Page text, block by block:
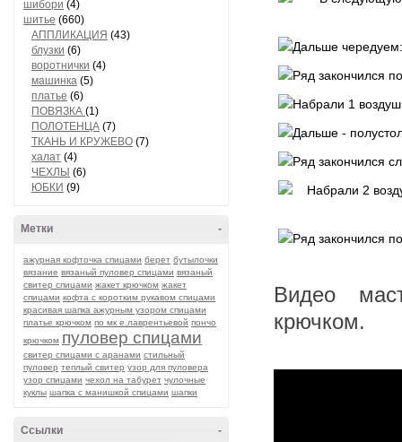
шибори (4)
шитье (660)
АППЛИКАЦИЯ (43)
блузки (6)
воротнички (4)
машинка (5)
платье (6)
ПОВЯЗКА (1)
ПОЛОТЕНЦА (7)
ТКАНЬ И КРУЖЕВО (7)
халат (4)
ЧЕХЛЫ (6)
ЮБКИ (9)
-
Метки
ажурная кофточка спицами берет бутылочки
вязание вязаный пуловер спицами вязаный
свитер спицами жакет крючком жакет
спицами кофта с коротким рукавом спицами
красивая шапка ажурным узором спицами
платье крючком по мк е.лаврентьевой пончо
крючком пуловер спицами
свитер спицами с аранами стильный
пуловер теплый свитер узор для пуловера
узор спицами чехол на табурет чулочные
куклы шапка с манишкой спицами шапки
-
Ссылки
Видео
крючком.